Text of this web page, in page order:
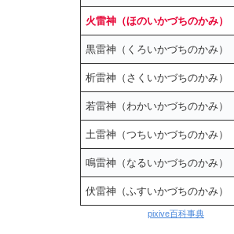
火雷神（ほのいかづちのかみ）
黒雷神（くろいかづちのかみ）
析雷神（さくいかづちのかみ）
若雷神（わかいかづちのかみ）
土雷神（つちいかづちのかみ）
鳴雷神（なるいかづちのかみ）
伏雷神（ふすいかづちのかみ）
pixive百科事典